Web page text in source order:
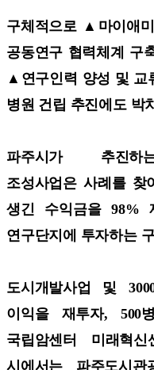
구체적으로 ▲마이애
공동연구 협력체계 구
▲연구인력 양성 및 교
병원 건립 추진에도 박
파주시가 추진하
조성사업은 사례를 찾
생긴 수익금을 98%
연구단지에 투자하는
도시개발사업 및
이익을 재투자, 500
국립암센터 미래혁
시에서는 파주도시